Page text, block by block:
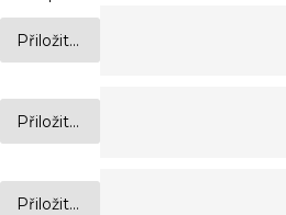
Přiložit...
Přiložit...
Přiložit...